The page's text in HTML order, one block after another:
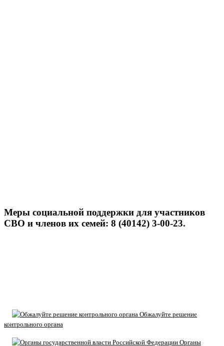
Меры социальной поддержки для участников
СВО и членов их семей: 8 (40142) 3-00-23.
Обжалуйте решение
контрольного органа
Органы